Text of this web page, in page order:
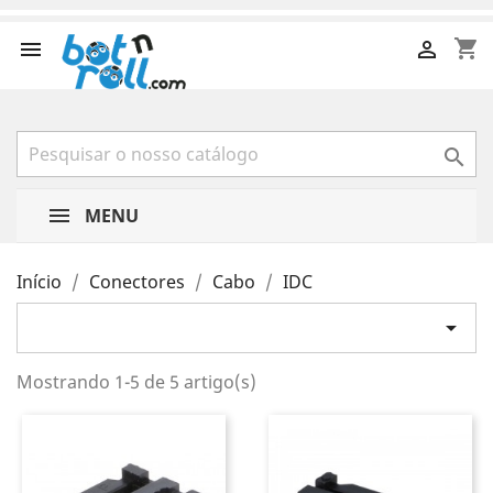
 shopping_cart


MENU
Início Conectores Cabo IDC

Mostrando 1-5 de 5 artigo(s)